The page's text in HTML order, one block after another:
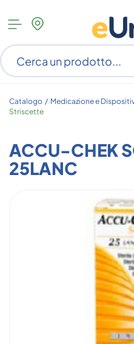
Apri
menu
categorie
Catalogo / Medicazione e
Striscette
ACCU-CHEK
25LANC